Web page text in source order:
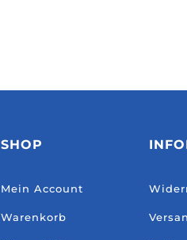
SHOP
Mein Account
Warenkorb